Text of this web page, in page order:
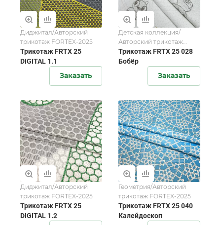
Диджитал/Авторский
трикотаж FORTEX-2025
Трикотаж FRTX 25
DIGITAL 1.1
Заказать
Детская коллекция/
Авторский трикотаж
FORTEX-2025
Трикотаж FRTX 25 028
Бобёр
Заказать
Диджитал/Авторский
трикотаж FORTEX-2025
Трикотаж FRTX 25
DIGITAL 1.2
Геометрия/Авторский
трикотаж FORTEX-2025
Трикотаж FRTX 25 040
Калейдоскоп